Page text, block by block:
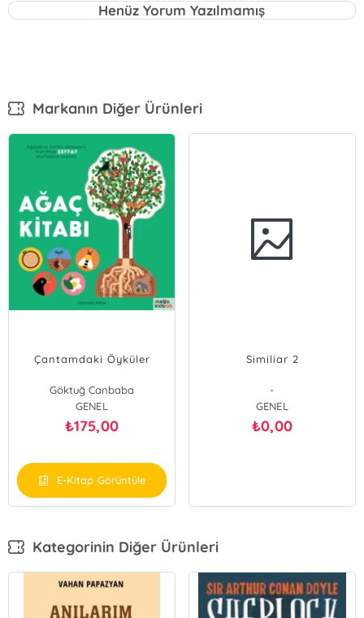
Henüz Yorum Yazılmamış
Markanın Diğer Ürünleri
Çantamdaki Öyküler
Göktuğ Canbaba
GENEL
₺175,00
E-Kitap Görüntüle
Similiar 2
-
GENEL
₺0,00
Kategorinin Diğer Ürünleri